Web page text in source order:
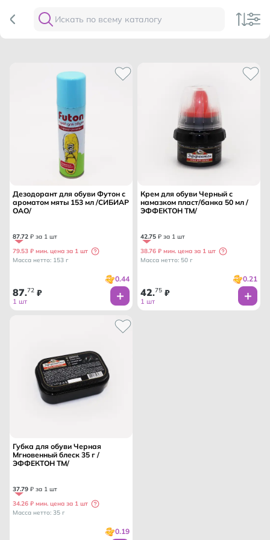
Дезодорант для обуви Футон с
ароматом мяты 153 мл /СИБИАР
ОАО/
87.72 ₽ за 1 шт
79.53 ₽ мин. цена за 1 шт
Масса нетто: 153 г
0.44
87.72 ₽
1 шт
Крем для обуви Черный с
намазком пласт/банка 50 мл /
ЭФФЕКТОН ТМ/
42.75 ₽ за 1 шт
38.76 ₽ мин. цена за 1 шт
Масса нетто: 50 г
0.21
42.75 ₽
1 шт
Губка для обуви Черная
Мгновенный блеск 35 г /
ЭФФЕКТОН ТМ/
37.79 ₽ за 1 шт
34.26 ₽ мин. цена за 1 шт
Масса нетто: 35 г
0.19